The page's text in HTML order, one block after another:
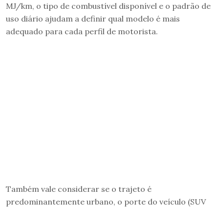
MJ/km, o tipo de combustível disponível e o padrão de
uso diário ajudam a definir qual modelo é mais
adequado para cada perfil de motorista.
Também vale considerar se o trajeto é
predominantemente urbano, o porte do veículo (SUV